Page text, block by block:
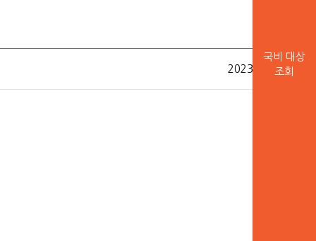
국비 대상
조회
2023.05.15